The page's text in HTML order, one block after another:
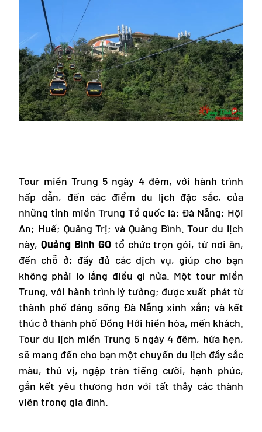
Tour miền Trung 5 ngày 4 đêm, với hành trình
hấp dẫn, đến các điểm du lịch đặc sắc, của
những tỉnh miền Trung Tổ quốc là: Đà Nẵng; Hội
An; Huế; Quảng Trị; và Quảng Bình. Tour du lịch
này, Quảng Bình GOtổ chức trọn gói, từ nơi ăn,
đến chỗ ở; đầy đủ các dịch vụ, giúp cho bạn
không phải lo lắng điều gì nửa. Một tour miền
Trung, với hành trình lý tưởng; được xuất phát từ
thành phố đáng sống Đà Nẵng xinh xắn; và kết
thúc ở thành phố Đồng Hới hiền hòa, mến khách.
Tour du lịch miền Trung 5 ngày 4 đêm, hứa hẹn,
sẽ mang đến cho bạn một chuyến du lịch đầy sắc
màu, thú vị, ngập tràn tiếng cười, hạnh phúc,
gắn kết yêu thương hơn với tất thảy các thành
viên trong gia đình.